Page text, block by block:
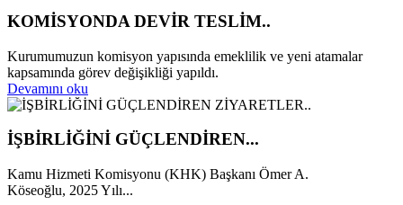
KOMİSYONDA DEVİR TESLİM..
Kurumumuzun komisyon yapısında emeklilik ve yeni atamalar
kapsamında görev değişikliği yapıldı.
Devamını oku
İŞBİRLİĞİNİ GÜÇLENDİREN...
Kamu Hizmeti Komisyonu (KHK) Başkanı Ömer A.
Köseoğlu, 2025 Yılı...